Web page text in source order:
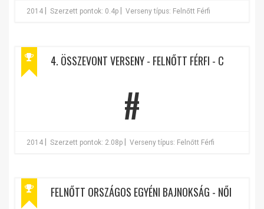
2014 Szerzett pontok: 0.4p Verseny típus: Felnőtt Férfi
4. ÖSSZEVONT VERSENY - FELNŐTT FÉRFI - C
#
2014 Szerzett pontok: 2.08p Verseny típus: Felnőtt Férfi
FELNŐTT ORSZÁGOS EGYÉNI BAJNOKSÁG - NŐI